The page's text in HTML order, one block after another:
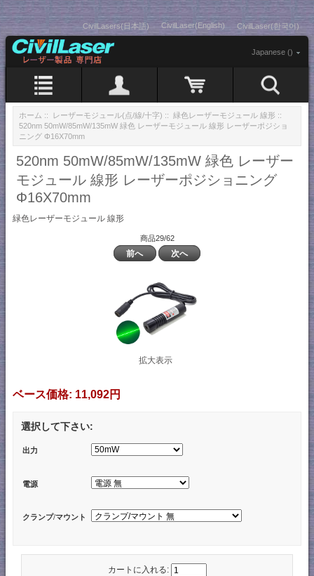
CivilLasers(日本語) CivilLaser(English) CivilLaser(한국어)
Japanese ()
ホーム :: レーザーモジュール(点/線/十字) :: 緑色レーザーモジュール 線形 ::
520nm 50mW/85mW/135mW 緑色 レーザーモジュール 線形 レーザーポジショ
ニング Φ16X70mm
520nm 50mW/85mW/135mW 緑色 レーザー
モジュール 線形 レーザーポジショニング
Φ16X70mm
緑色レーザーモジュール 線形
商品29/62
前へ 次へ
拡大表示
ベース価格: 11,092円
選択して下さい:
出力
電源
クランプ/マウント
カートに入れる: